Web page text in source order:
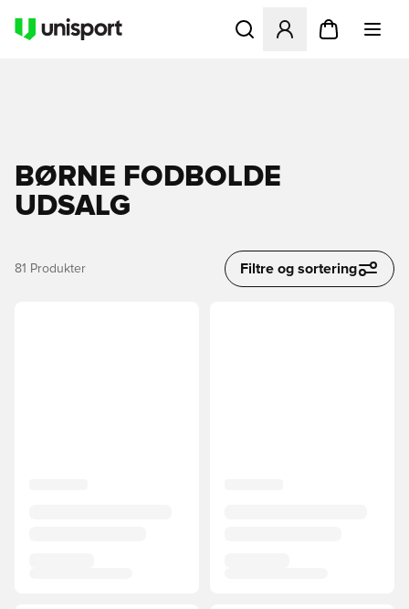
Åbner en Modal til at
BØRNE FODBOLDE
UDSALG
81 Produkter Filtre og sortering